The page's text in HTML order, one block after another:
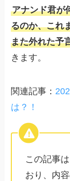
アナンド君が
るのか、これ
また外れた予
きます。
関連記事：
は？！
この記事
おり、内